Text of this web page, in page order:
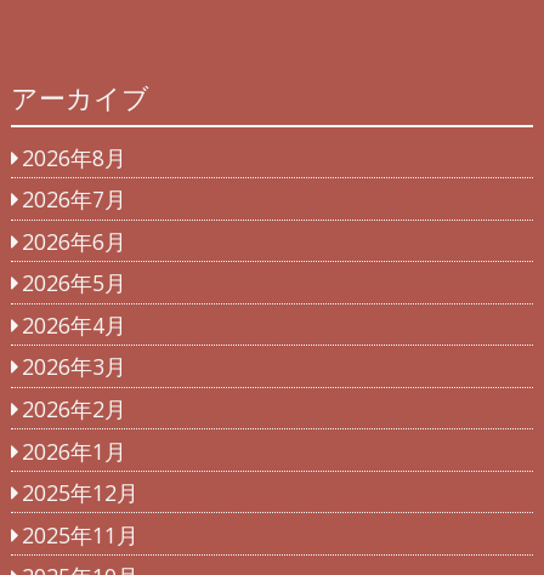
アーカイブ
2026年8月
2026年7月
2026年6月
2026年5月
2026年4月
2026年3月
2026年2月
2026年1月
2025年12月
2025年11月